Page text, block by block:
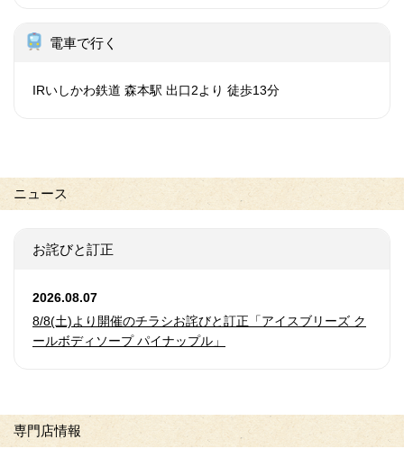
電車で行く
IRいしかわ鉄道 森本駅 出口2より 徒歩13分
ニュース
お詫びと訂正
2026.08.07
8/8(土)より開催のチラシお詫びと訂正「アイスブリーズ ク
ールボディソープ パイナップル」
専門店情報